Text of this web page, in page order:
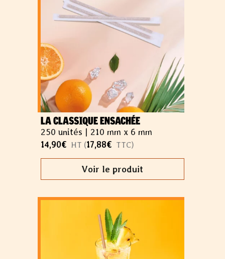
LA CLASSIQUE ENSACHÉE
250 unités | 210 mm x 6 mm
14,90€ HT (17,88€ TTC)
Voir le produit